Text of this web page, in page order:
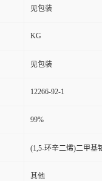
见包装
KG
见包装
12266-92-1
99%
(1,5-环辛二烯)二甲基
其他